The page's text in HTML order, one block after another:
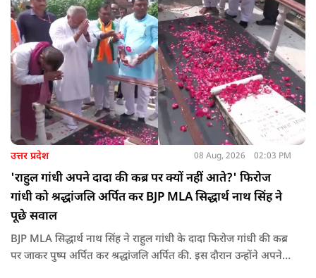
उत्तर प्रदेश 08 Aug, 2026 02:03 PM
'राहुल गांधी अपने दादा की कब्र पर क्यों नहीं आते?' फिरोज
गांधी को श्रद्धांजलि अर्पित कर BJP MLA सिद्धार्थ नाथ सिंह ने
पूछे सवाल
BJP MLA सिद्धार्थ नाथ सिंह ने राहुल गांधी के दादा फिरोज गांधी की कब्र
पर जाकर पुष्प अर्पित कर श्रद्धांजलि अर्पित की. इस दौरान उन्होंने अपने